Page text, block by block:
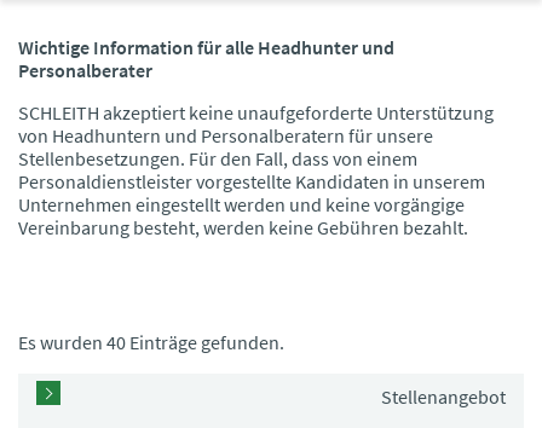
Wichtige Information für alle Headhunter und
Personalberater
SCHLEITH akzeptiert keine unaufgeforderte Unterstützung
von Headhuntern und Personalberatern für unsere
Stellenbesetzungen. Für den Fall, dass von einem
Personaldienstleister vorgestellte Kandidaten in unserem
Unternehmen eingestellt werden und keine vorgängige
Vereinbarung besteht, werden keine Gebühren bezahlt.
Es wurden 40 Einträge gefunden.
Stellenangebot